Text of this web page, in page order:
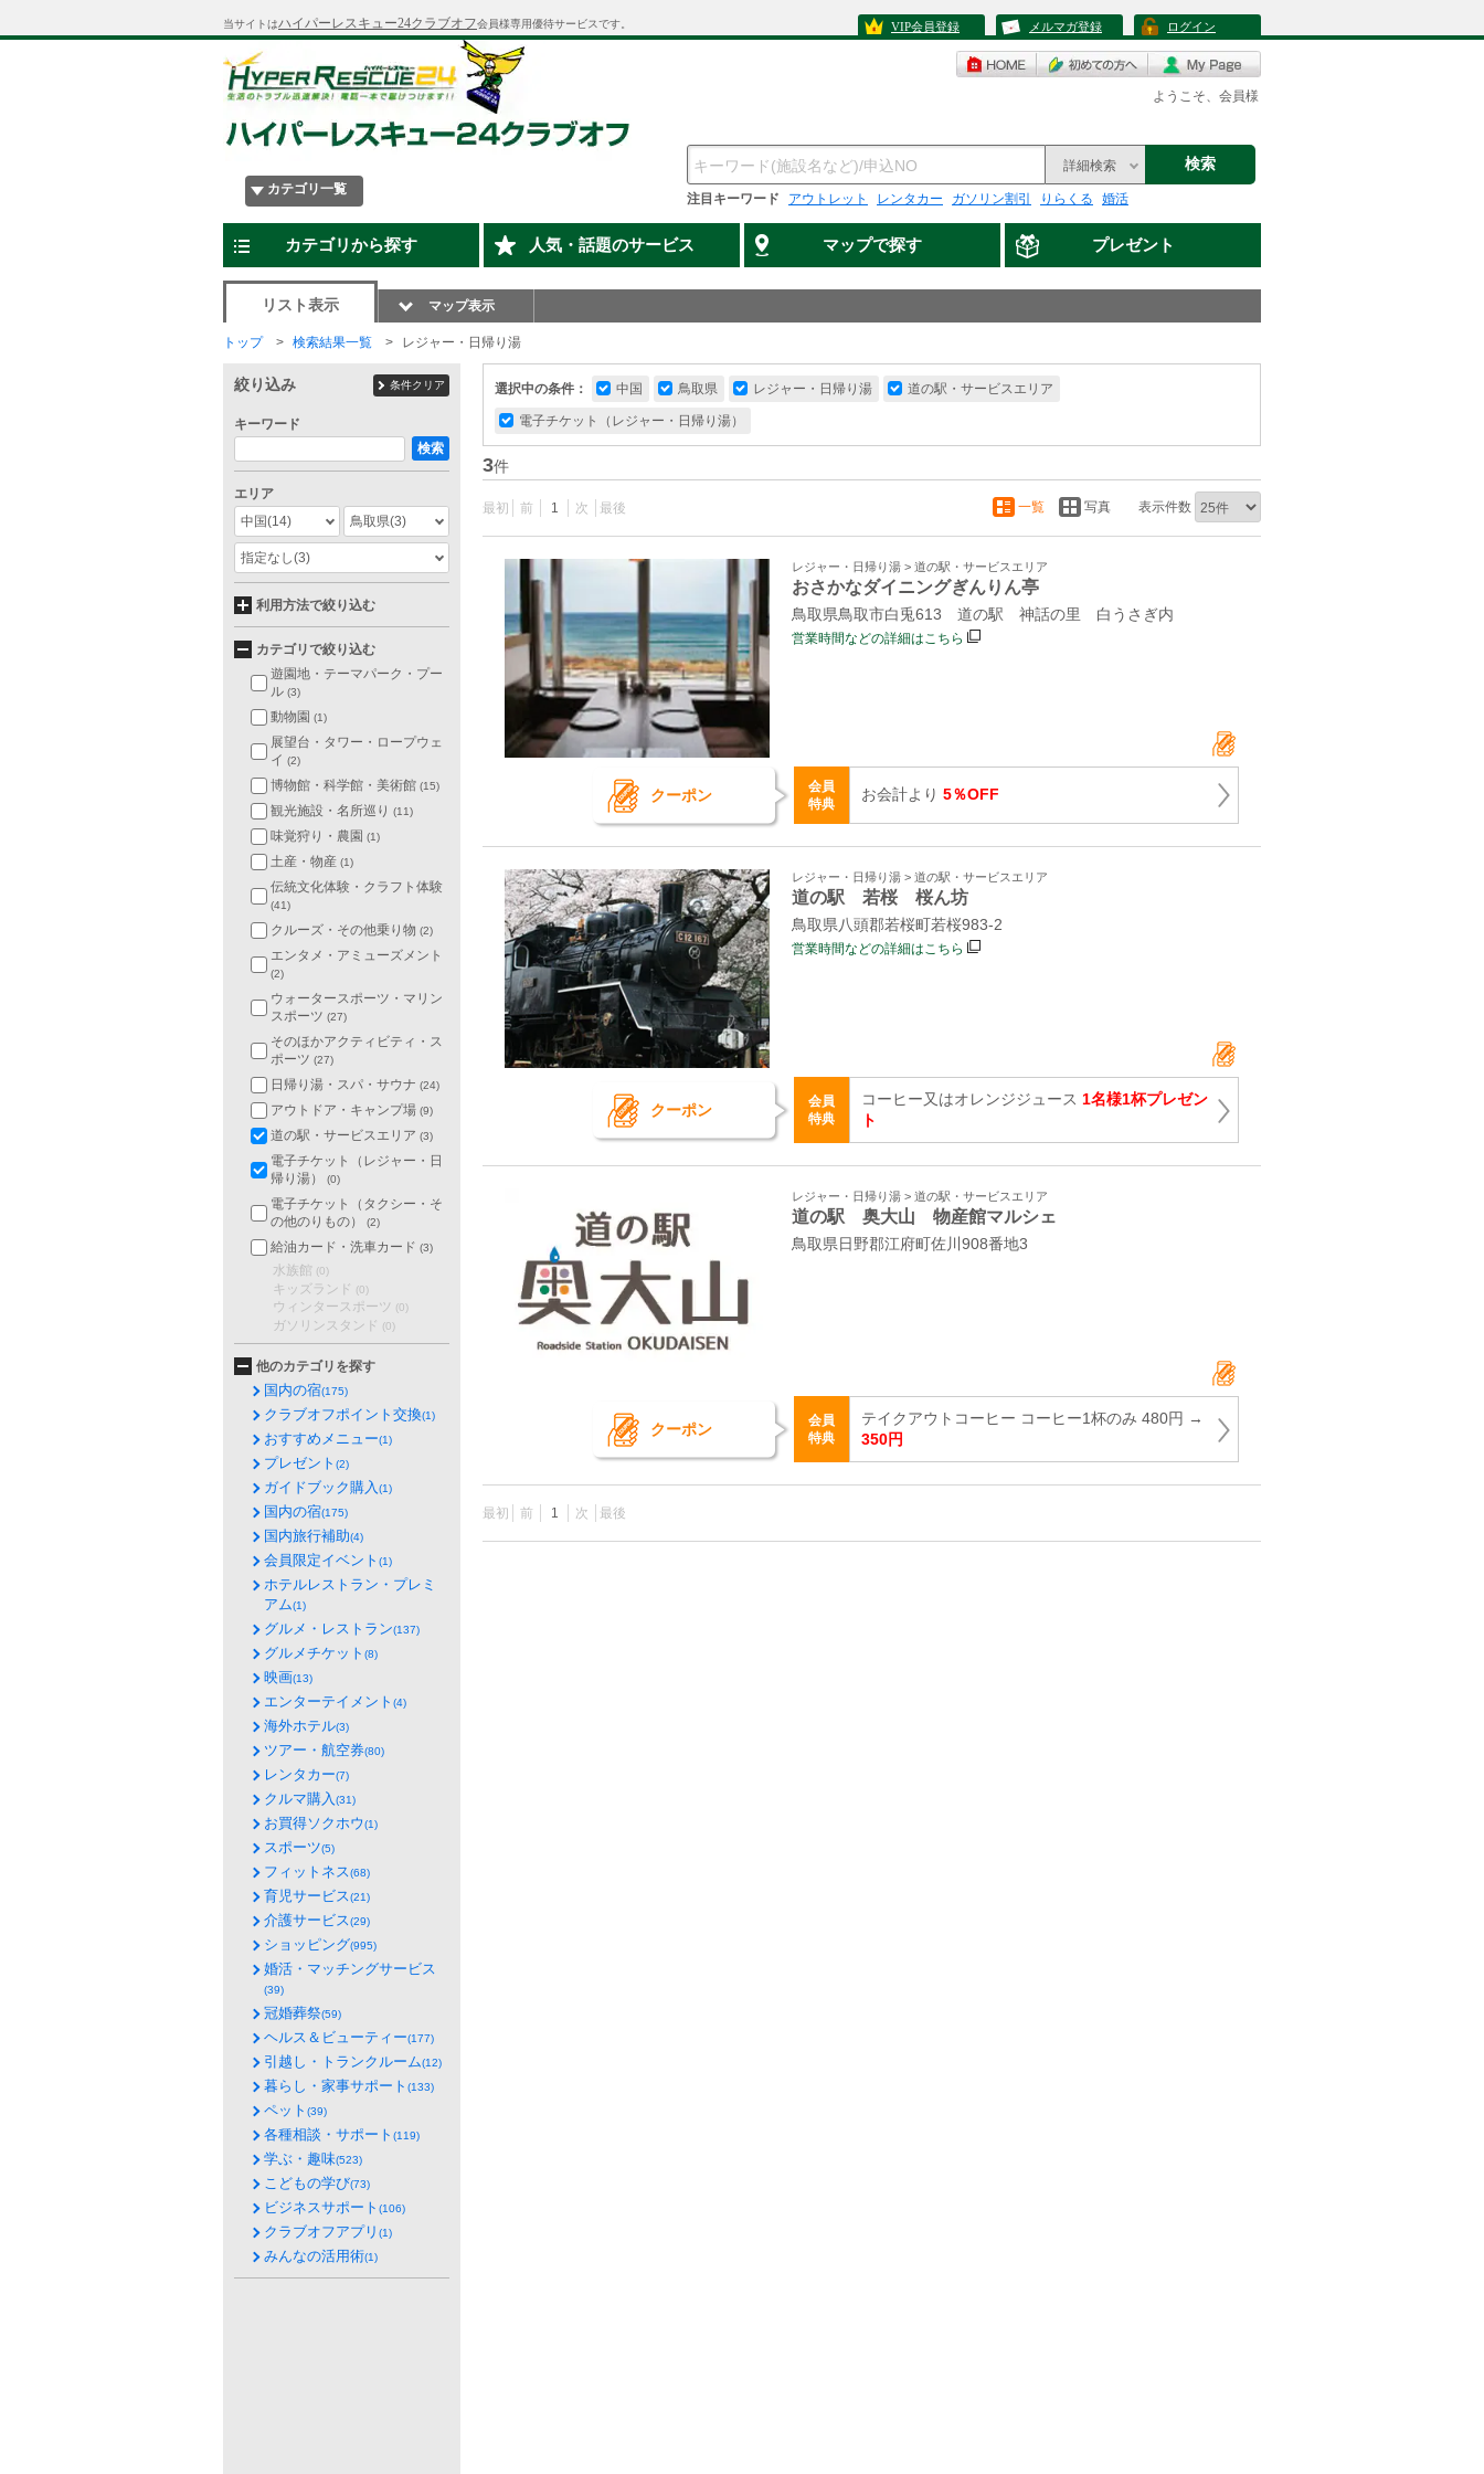
当サイトはハイパーレスキュー24クラブオフ会員様専用優待サービスです。 VIP会員登録 メルマガ登録 ログイン
ようこそ、会員様
カテゴリ一覧
詳細検索 検索
注目キーワード アウトレット レンタカー ガソリン割引 りらくる 婚活
カテゴリから探す 人気・話題のサービス マップで探す プレゼント
リスト表示 マップ表示
トップ 検索結果一覧 レジャー・日帰り湯
選択中の条件： 中国 鳥取県 レジャー・日帰り湯 道の駅・サービスエリア
電子チケット（レジャー・日帰り湯）
3件
最初 前 1 次 最後 一覧 写真 表示件数
レジャー・日帰り湯 > 道の駅・サービスエリア
おさかなダイニングぎんりん亭
鳥取県鳥取市白兎613 道の駅 神話の里 白うさぎ内
営業時間などの詳細はこちら
クーポン
会員
特典
お会計より 5％OFF
レジャー・日帰り湯 > 道の駅・サービスエリア
道の駅 若桜 桜ん坊
鳥取県八頭郡若桜町若桜983‐2
営業時間などの詳細はこちら
クーポン
会員
特典
コーヒー又はオレンジジュース 1名様1杯プレゼン
ト
レジャー・日帰り湯 > 道の駅・サービスエリア
道の駅 奥大山 物産館マルシェ
鳥取県日野郡江府町佐川908番地3
クーポン
会員
特典
テイクアウトコーヒー コーヒー1杯のみ 480円 →
350円
最初 前 1 次 最後
絞り込み 条件クリア
キーワード
検索
エリア
中国(14) 鳥取県(3)
指定なし(3)
利用方法で絞り込む
カテゴリで絞り込む
遊園地・テーマパーク・プー
ル (3)
動物園 (1)
展望台・タワー・ロープウェ
イ (2)
博物館・科学館・美術館 (15)
観光施設・名所巡り (11)
味覚狩り・農園 (1)
土産・物産 (1)
伝統文化体験・クラフト体験
(41)
クルーズ・その他乗り物 (2)
エンタメ・アミューズメント
(2)
ウォータースポーツ・マリン
スポーツ (27)
そのほかアクティビティ・ス
ポーツ (27)
日帰り湯・スパ・サウナ (24)
アウトドア・キャンプ場 (9)
道の駅・サービスエリア (3)
電子チケット（レジャー・日
帰り湯）
(0)
電子チケット（タクシー・そ
の他のりもの）
(2)
給油カード・洗車カード (3)
水族館 (0)
キッズランド (0)
ウィンタースポーツ (0)
ガソリンスタンド (0)
他のカテゴリを探す
国内の宿(175)
クラブオフポイント交換(1)
おすすめメニュー(1)
プレゼント (2)
ガイドブック購入(1)
国内の宿(175)
国内旅行補助(4)
会員限定イベント (1)
ホテルレストラン・プレミ
アム(1)
グルメ・レストラン(137)
グルメチケット (8)
映画(13)
エンターテイメント (4)
海外ホテル(3)
ツアー・航空券(80)
レンタカー(7)
クルマ購入(31)
お買得ソクホウ(1)
スポーツ(5)
フィットネス(68)
育児サービス(21)
介護サービス(29)
ショッピング(995)
婚活・マッチングサービス
(39)
冠婚葬祭(59)
ヘルス＆ビューティー(177)
引越し・トランクルーム(12)
暮らし・家事サポート (133)
ペット (39)
各種相談・サポート (119)
学ぶ・趣味(523)
こどもの学び(73)
ビジネスサポート (106)
クラブオフアプリ (1)
みんなの活用術(1)